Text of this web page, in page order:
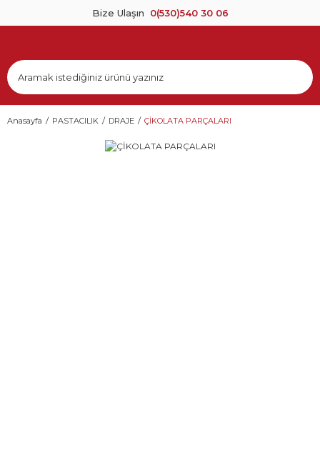
Bize Ulaşın 0(530)540 30 06
Anasayfa PASTACILIK DRAJE ÇİKOLATA PARÇALARI